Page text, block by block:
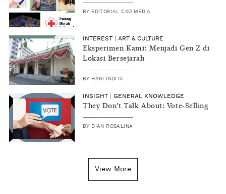
BY EDITORIAL CXO MEDIA
INTEREST ART & CULTURE
Eksperimen Kami: Menjadi Gen Z di
Lokasi Bersejarah
BY HANI INDITA
INSIGHT GENERAL KNOWLEDGE
They Don't Talk About: Vote-Selling
BY DIAN ROSALINA
View More